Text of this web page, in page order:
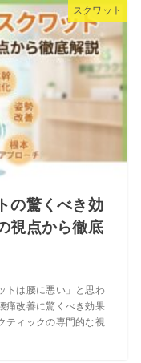
スクワット
の驚くべき効
視点から徹底
トは腰に悪い」と思わ
痛改善に驚くべき効果
ティックの専門的な視
...